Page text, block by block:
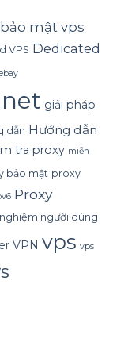
bảo mật vps
VPS Dedicated
giải pháp
dẫn Hướng dẫn
tra proxy miễn
bảo mật proxy
Proxy
người dùng
VPN vps vps